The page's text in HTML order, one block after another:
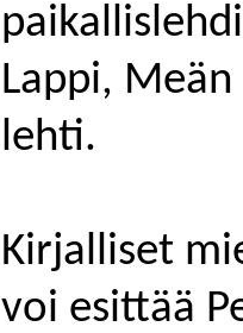
Lappi,
lehti.
Kirjalliset
voi esittää